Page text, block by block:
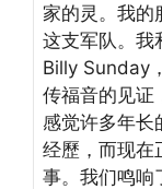
家的灵。我的
这支军队。我
Billy Sunday
传福音的见证
感觉许多年长
经歷，而现在
事。我们鸣响